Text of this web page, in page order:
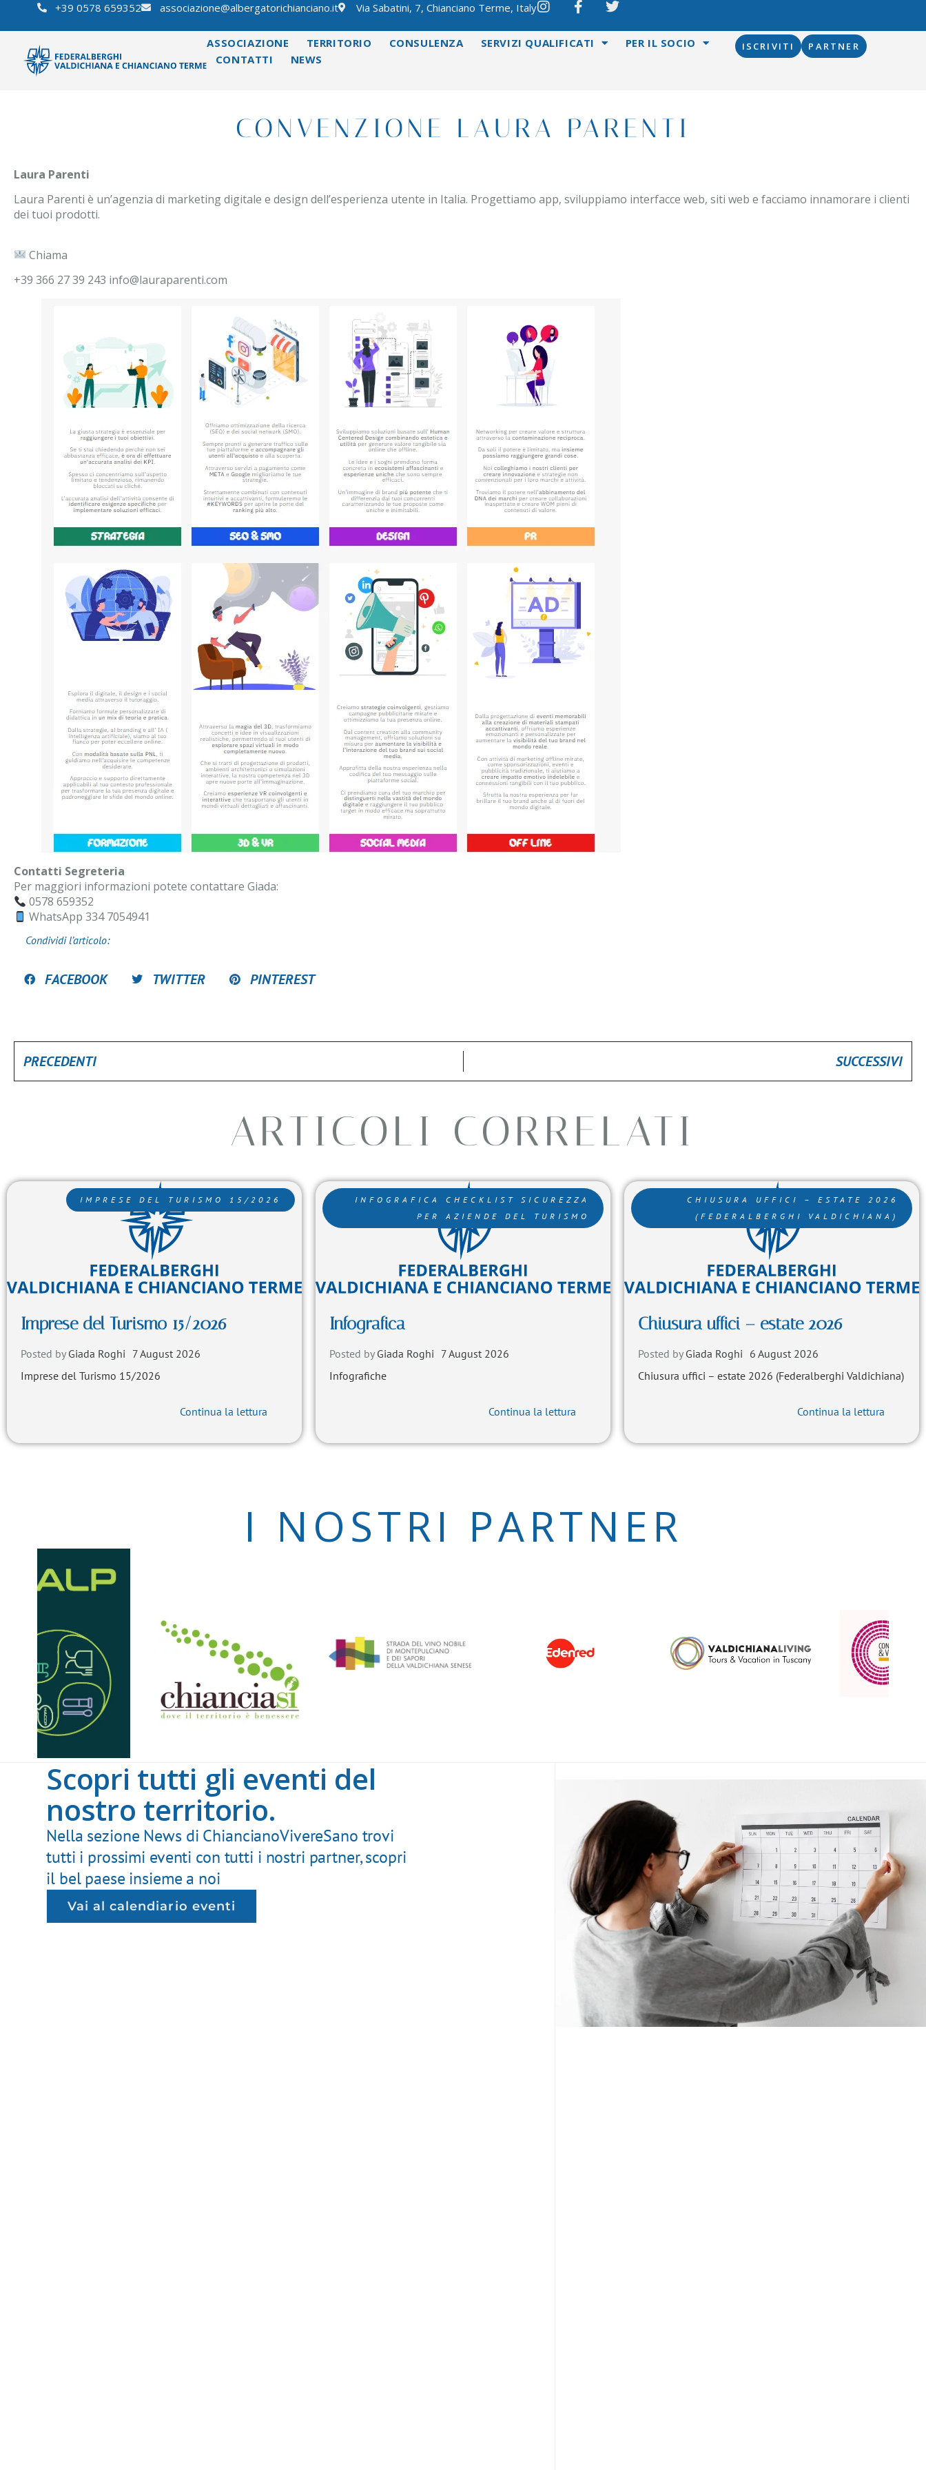
+39 0578 659352 associazione@albergatorichianciano.it Via Sabatini, 7, Chianciano Terme, Italy
ASSOCIAZIONE TERRITORIO CONSULENZA SERVIZI QUALIFICATI
PER IL SOCIO
CONTATTI
NEWS
ISCRIVITI PARTNER
CONVENZIONE LAURA PARENTI
Laura Parenti
Laura Parenti è un’agenzia di marketing digitale e design dell’esperienza utente in Italia. Progettiamo app, sviluppiamo interfacce web, siti web e facciamo innamorare i clienti
dei tuoi prodotti.
Chiama
+39 366 27 39 243 info@lauraparenti.com
Contatti Segreteria
Per maggiori informazioni potete contattare Giada:
0578 659352
WhatsApp 334 7054941
Condividi l’articolo:
FACEBOOK TWITTER PINTEREST
PRECEDENTI SUCCESSIVI
ARTICOLI CORRELATI
IMPRESE DEL TURISMO 15/2026
Imprese del Turismo 15/2026
Posted by Giada Roghi 7 August 2026
Imprese del Turismo 15/2026
Continua la lettura
INFOGRAFICA CHECKLIST SICUREZZA
PER AZIENDE DEL TURISMO
Infografica
Posted by Giada Roghi 7 August 2026
Infografiche
Continua la lettura
CHIUSURA UFFICI – ESTATE 2026
(FEDERALBERGHI VALDICHIANA)
Chiusura uffici – estate 2026
Posted by Giada Roghi 6 August 2026
Chiusura uffici – estate 2026 (Federalberghi Valdichiana)
Continua la lettura
I NOSTRI PARTNER
Scopri tutti gli eventi del
nostro territorio.
Nella sezione News di ChiancianoVivereSano trovi
tutti i prossimi eventi con tutti i nostri partner, scopri
il bel paese insieme a noi
Vai al calendiario eventi